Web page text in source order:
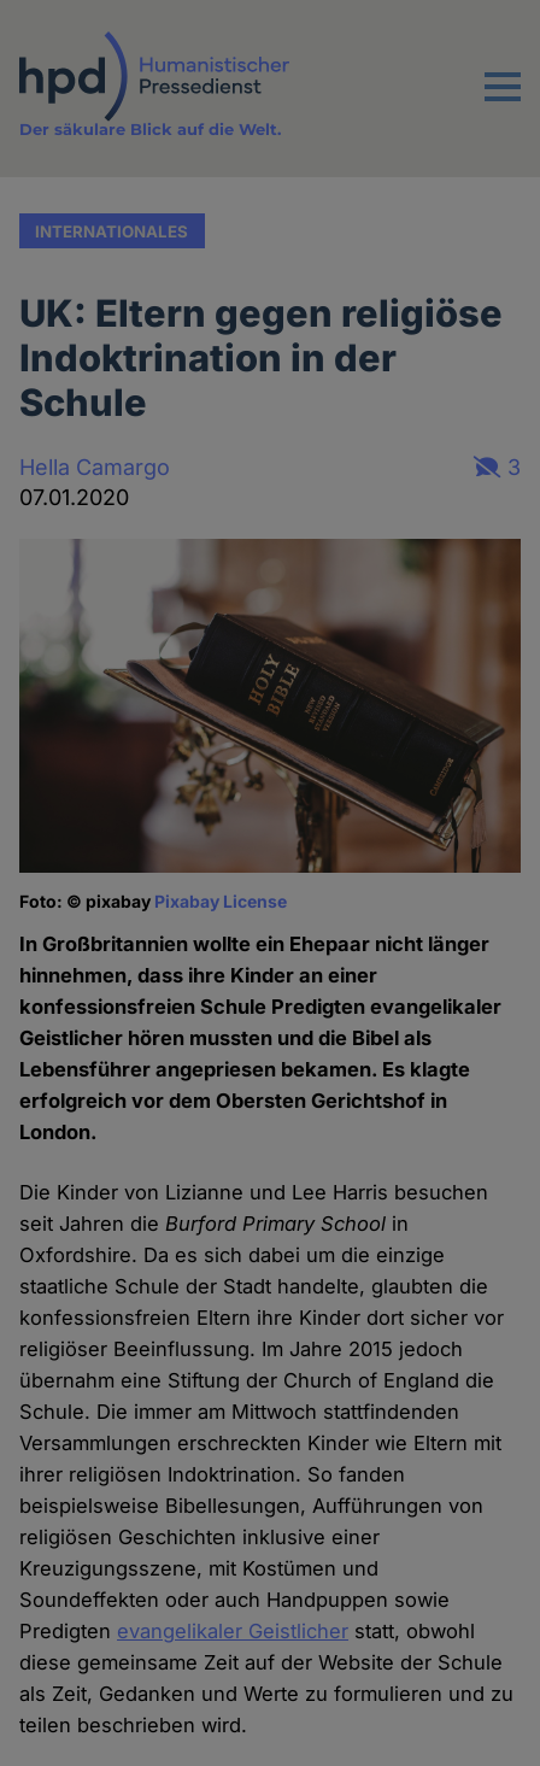
Inhalt
Menu
Der säkulare Blick auf die Welt.
INTERNATIONALES
UK: Eltern gegen religiöse
Indoktrination in der
Schule
Hella Camargo
07.01.2020
3
Foto: © pixabay Pixabay License
In Großbritannien wollte ein Ehepaar nicht länger
hinnehmen, dass ihre Kinder an einer
konfessionsfreien Schule Predigten evangelikaler
Geistlicher hören mussten und die Bibel als
Lebensführer angepriesen bekamen. Es klagte
erfolgreich vor dem Obersten Gerichtshof in
London.
Die Kinder von Lizianne und Lee Harris besuchen
seit Jahren dieBurford Primary School in
Oxfordshire. Da es sich dabei um die einzige
staatliche Schule der Stadt handelte, glaubten die
konfessionsfreien Eltern ihre Kinder dort sicher vor
religiöser Beeinflussung. Im Jahre 2015 jedoch
übernahm eine Stiftung der Church of England die
Schule. Die immer am Mittwoch stattfindenden
Versammlungen erschreckten Kinder wie Eltern mit
ihrer religiösen Indoktrination. So fanden
beispielsweise Bibellesungen, Aufführungen von
religiösen Geschichten inklusive einer
Kreuzigungsszene, mit Kostümen und
Soundeffekten oder auch Handpuppen sowie
Predigten evangelikaler Geistlicher statt, obwohl
diese gemeinsame Zeit auf der Website der Schule
als Zeit, Gedanken und Werte zu formulieren und zu
teilen beschrieben wird.